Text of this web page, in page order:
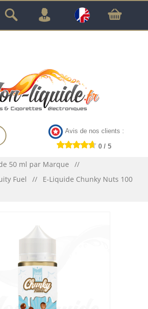
SUR TOUT LE MATÉRIEL
!!!
Avis de nos clients :
0 / 5
50 ml par Marque
Fuel
E-Liquide Chunky Nuts 100